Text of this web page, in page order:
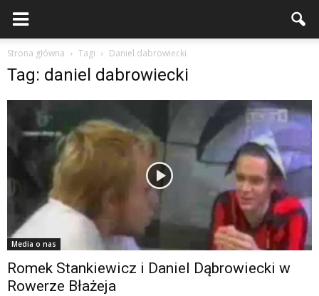
Strona główna Tagi Daniel dabrowiecki
Tag: daniel dabrowiecki
Media o nas
Romek Stankiewicz i Daniel Dąbrowiecki w
Rowerze Błażeja